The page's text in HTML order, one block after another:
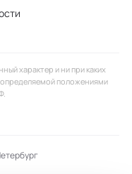
характер и ни при каких
положениями